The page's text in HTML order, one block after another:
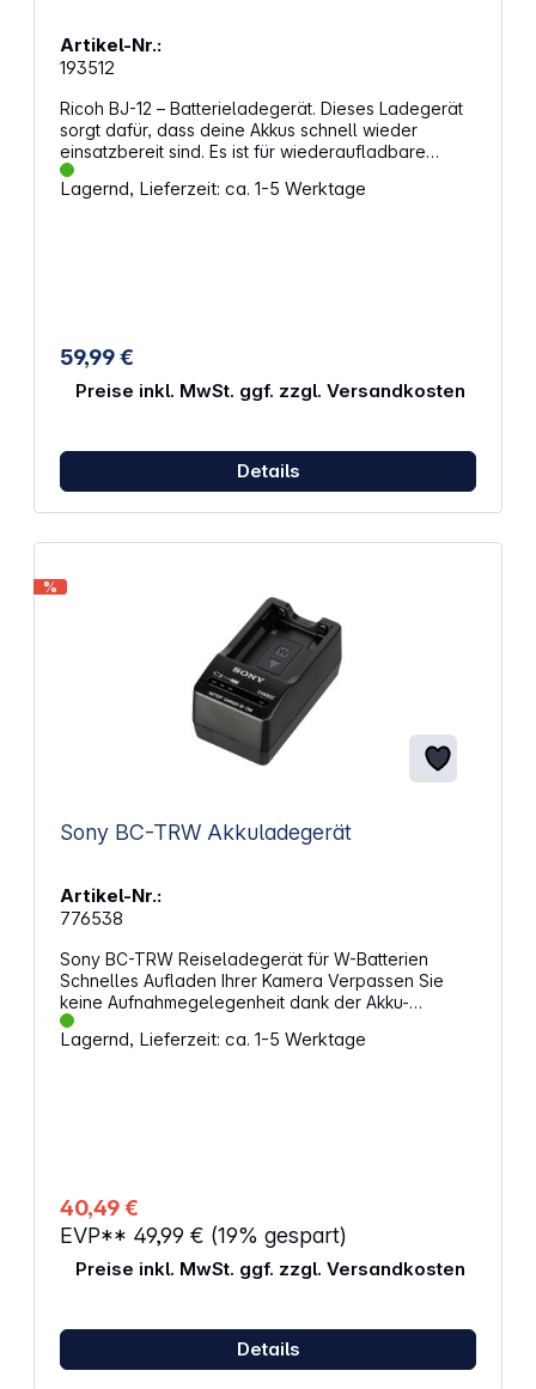
Artikel-Nr.:
193512
Ricoh BJ-12 – Batterieladegerät. Dieses Ladegerät
sorgt dafür, dass deine Akkus schnell wieder
einsatzbereit sind. Es ist für wiederaufladbare
Batterien ausgelegt und unterstützt eine effiziente
Energieversorgung. Mit der kompakten Bauweise
Design für unkomplizierten Transport Langlebige
Konstruktion für dauerhafte Nutzung Passend für
wiederaufladbare Batterien DB-120
Lagernd, Lieferzeit: ca. 1-5 Werktage
59,99 €
Preise inkl. MwSt. ggf. zzgl. Versandkosten
Details
%
Sony BC-TRW Akkuladegerät
Artikel-Nr.:
776538
Sony BC-TRW Reiseladegerät für W-Batterien
Schnelles Aufladen Ihrer Kamera Verpassen Sie
keine Aufnahmegelegenheit dank der Akku-
Schnellladefunktion Ihrer Kamera. Das kompakte
Ladegerät passt in jede Tasche.
Serie Den Ladestatus können Sie während des
Ladevorgangs prüfen
Lagernd, Lieferzeit: ca. 1-5 Werktage
40,49 €
EVP** 49,99 € (19% gespart)
Preise inkl. MwSt. ggf. zzgl. Versandkosten
Details